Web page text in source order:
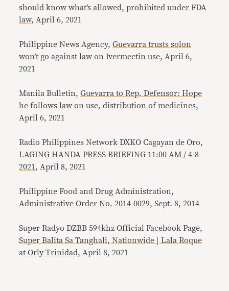
should know what’s allowed, prohibited under FDA
law, April 6, 2021
Philippine News Agency,Guevarra trusts solon
won’t go against law on Ivermectin use, April 6,
2021
Manila Bulletin,Guevarra to Rep. Defensor: Hope
he follows law on use, distribution of medicines,
April 6, 2021
Radio Philippines Network DXKO Cagayan de Oro,
LAGING HANDA PRESS BRIEFING 11:00 AM / 4-8-
2021 , April 8, 2021
Philippine Food and Drug Administration,
Administrative Order No. 2014-0029, Sept. 8, 2014
Super Radyo DZBB 594khz Official Facebook Page,
Super Balita Sa Tanghali, Nationwide | Lala Roque
at Orly Trinidad, April 8, 2021